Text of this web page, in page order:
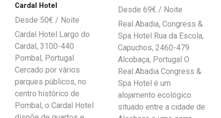
Cardal Hotel
50€
Cardal Hotel Largo do
Cardal, 3100-440
Pombal, Portugal
Cercado por vários
parques públicos, no
centro histórico de
Pombal, o Cardal Hotel
69€
Real Abadia, Congress &
Spa Hotel Rua da Escola,
Capuchos, 2460-479
Alcobaça, Portugal O
Real Abadia Congress &
Spa Hotel é um
alojamento ecológico
situado entre a cidade de